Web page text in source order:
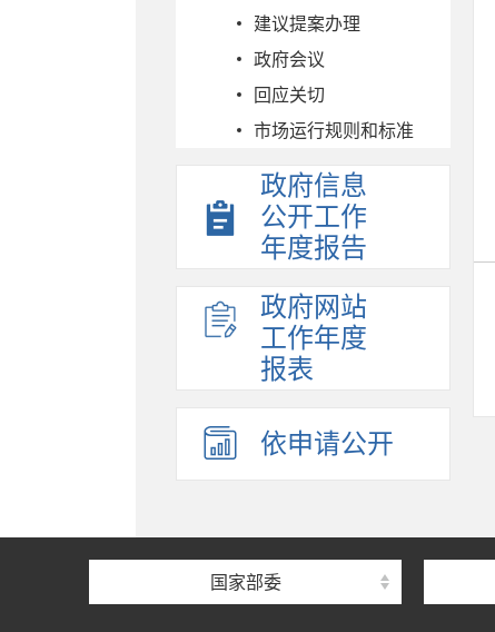
建议提案办理
政府会议
回应关切
市场运行规则和标准
政府信息
公开工作
年度报告
政府网站
工作年度
报表
依申请公开
国家部委